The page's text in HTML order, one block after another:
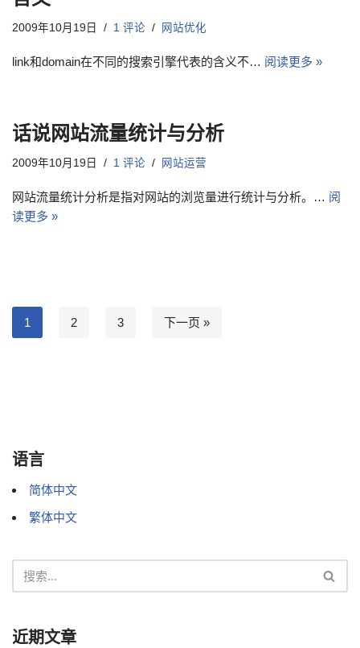
2009年10月19日 1 评论 网站优化
link和domain在不同的搜索引擎代表的含义不… 阅读更多 »
话说网站流量统计与分析
2009年10月19日 1 评论 网站运营
网站流量统计分析是指对网站的浏览量进行统计与分析。… 阅
读更多 »
1 2 3 下一页 »
语言
简体中文
繁体中文
近期文章